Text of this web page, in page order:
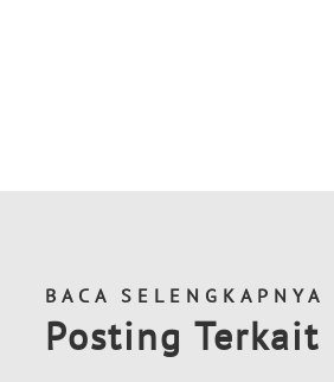
BACA SELENGKAPNYA
Posting Terkait